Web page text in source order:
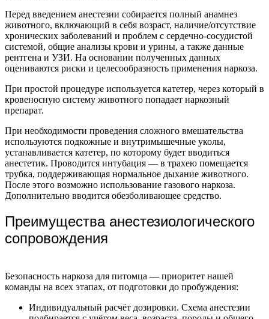
Перед введением анестезии собирается полный анамнез
животного, включающий в себя возраст, наличие/отсутствие
хронических заболеваний и проблем с сердечно-сосудистой
системой, общие анализы крови и урины, а также данные
рентгена и УЗИ. На основании полученных данных
оцениваются риски и целесообразность применения наркоза.
При простой процедуре используется катетер, через который в
кровеносную систему животного попадает наркозный
препарат.
При необходимости проведения сложного вмешательства
используются подкожные и внутримышечные уколы,
устанавливается катетер, по которому будет вводиться
анестетик. Проводится интубация — в трахею помещается
трубка, поддерживающая нормальное дыхание животного.
После этого возможно использование газового наркоза.
Дополнительно вводится обезболивающее средство.
Преимущества анестезиологического
сопровождения
Безопасность наркоза для питомца — приоритет нашей
команды на всех этапах, от подготовки до пробуждения:
Индивидуальный расчёт дозировки. Схема анестезии